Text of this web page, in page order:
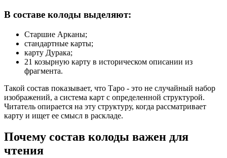
В составе колоды выделяют:
Старшие Арканы;
стандартные карты;
карту Дурака;
21 козырную карту в историческом описании из
фрагмента.
Такой состав показывает, что Таро - это не случайный набор
изображений, а система карт с определенной структурой.
Читатель опирается на эту структуру, когда рассматривает
карту и ищет ее смысл в раскладе.
Почему состав колоды важен для
чтения